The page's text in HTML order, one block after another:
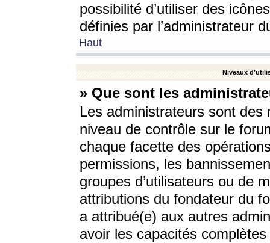
possibilité d’utiliser des
définies par l’administrateur
Haut
Niveaux
» Que sont les
Les administrateurs sont
niveau de contrôle sur le
chaque facette des
permissions, les
groupes d’utilisateurs ou de
attributions du fondateur du
a attribué(e) aux autres
avoir les capacités